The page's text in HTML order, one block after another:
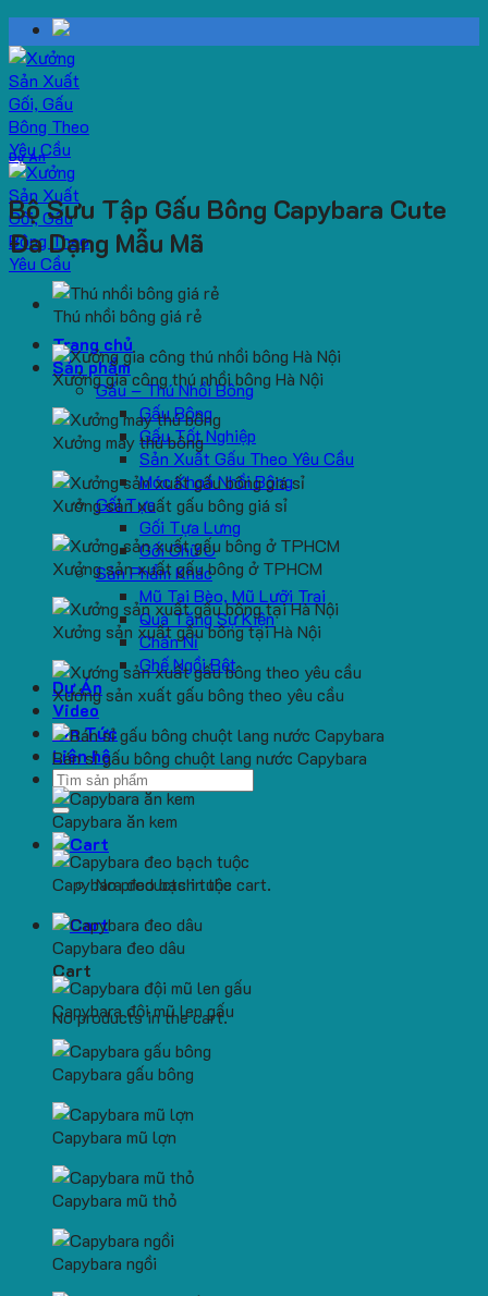
Skip
to
content
Trang chủ
Sản phẩm
Gấu – Thú Nhồi Bông
Gấu Bông
Gấu Tốt Nghiệp
Sản Xuất Gấu Theo Yêu Cầu
Móc Khoá Nhồi Bông
Gối Tựa
Gối Tựa Lưng
Gối Chữ U
Sản Phẩm Khác
Mũ Tai Bèo, Mũ Lưỡi Trai
Quà Tặng Sự Kiện
Chăn Nỉ
Ghế Ngồi Bệt
Dự Án
Video
Tin Tức
Liên hệ
Search
for:
No products in the cart.
Cart
No products in the cart.
Dự Án
Bộ Sưu Tập Gấu Bông Capybara Cute
Đa Dạng Mẫu Mã
Thú nhồi bông giá rẻ
Xưởng gia công thú nhồi bông Hà Nội
Xưởng may thú bông
Xưởng sản xuất gấu bông giá sỉ
Xưởng sản xuất gấu bông ở TPHCM
Xưởng sản xuất gấu bông tại Hà Nội
Xướng sản xuất gấu bông theo yêu cầu
Bán sỉ gấu bông chuột lang nước Capybara
Capybara ăn kem
Capybara đeo bạch tuộc
Capybara đeo dâu
Capybara đội mũ len gấu
Capybara gấu bông
Capybara mũ lợn
Capybara mũ thỏ
Capybara ngồi